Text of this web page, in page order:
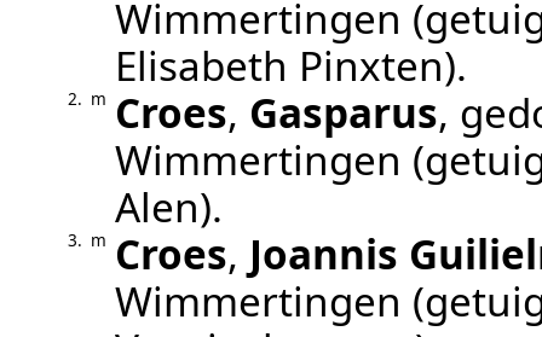
Wimmertingen
Elisabeth Pinxten).
2. m Croes, Gasparus,
Wimmertingen
Alen).
3. m Croes, Joannis
Wimmertingen